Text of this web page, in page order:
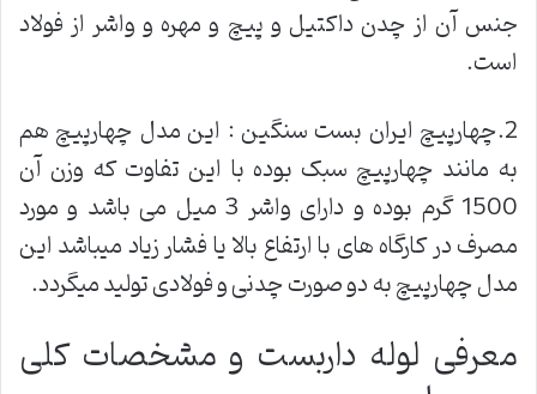
جنس آن از چدن داکتیل و پیچ و مهره و واشر از فولاد
است.
2.چهارپیچ ایران بست سنگین : این مدل چهارپیچ هم
به مانند چهارپیچ سبک بوده با این تفاوت که وزن آن
1500 گرم بوده و دارای واشر 3 میل می باشد و مورد
مصرف در کارگاه های با ارتفاع بالا یا فشار زیاد میباشد این
مدل چهارپیچ به دو صورت چدنی و فولادی تولید میگردد.
معرفی لوله داربست و مشخصات کلی